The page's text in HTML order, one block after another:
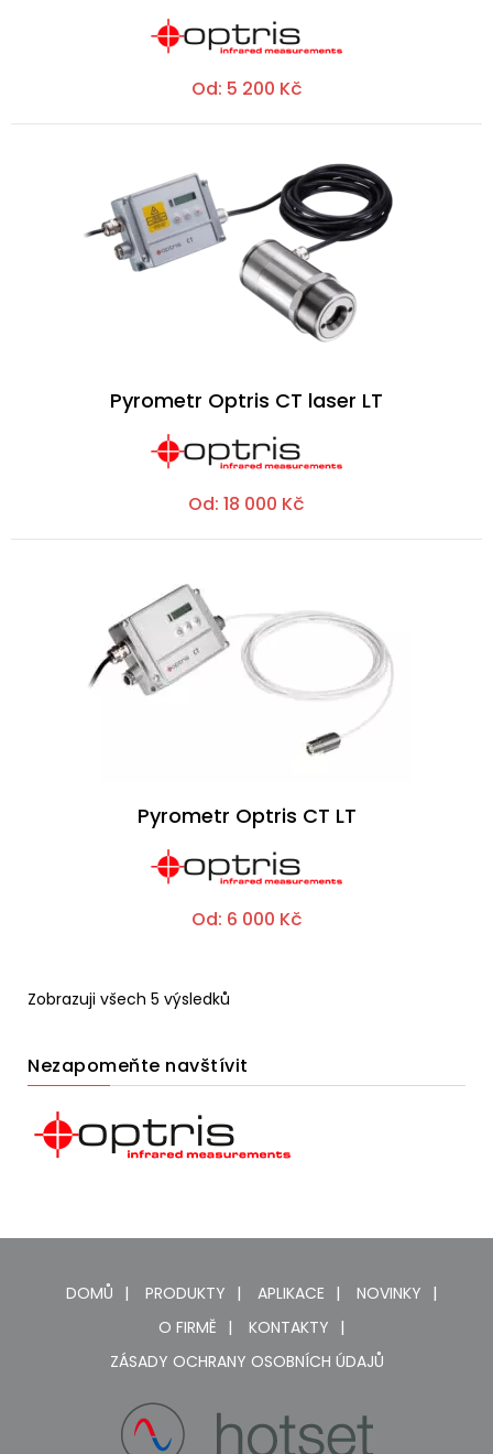
Od: 5 200 Kč
Pyrometr Optris CT laser LT
Od: 18 000 Kč
Pyrometr Optris CT LT
Od: 6 000 Kč
Zobrazuji všech 5 výsledků
Nezapomeňte navštívit
DOMŮ PRODUKTY APLIKACE
NOVINKY
O FIRMĚ
KONTAKTY
ZÁSADY OCHRANY OSOBNÍCH ÚDAJŮ